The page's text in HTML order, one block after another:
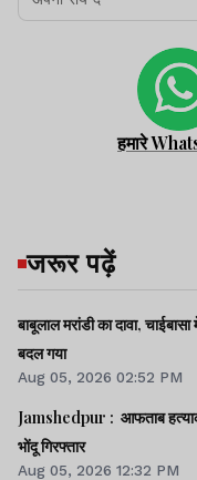
हमारे
जरूर पढ़ें
बाबूलाल मरांडी का दावा, चाईबासा में भ्रष्टाचार नहीं रुका, सिर्फ तरीका
बदल गया
Aug 05, 2026 02:52 PM
Jamshedpur : आफताब
भोंदू गिरफ्तार
Aug 05, 2026 12:32 PM